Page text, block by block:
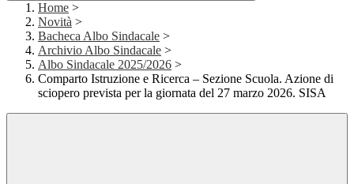
Home >
Novità >
Bacheca Albo Sindacale >
Archivio Albo Sindacale >
Albo Sindacale 2025/2026 >
Comparto Istruzione e Ricerca – Sezione Scuola. Azione di
sciopero prevista per la giornata del 27 marzo 2026. SISA